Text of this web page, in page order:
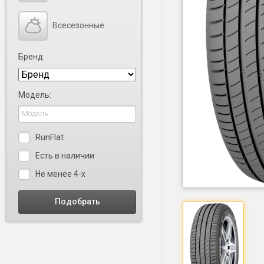
Всесезонные
Бренд:
Модель:
RunFlat
Есть в наличии
Не менее 4-х